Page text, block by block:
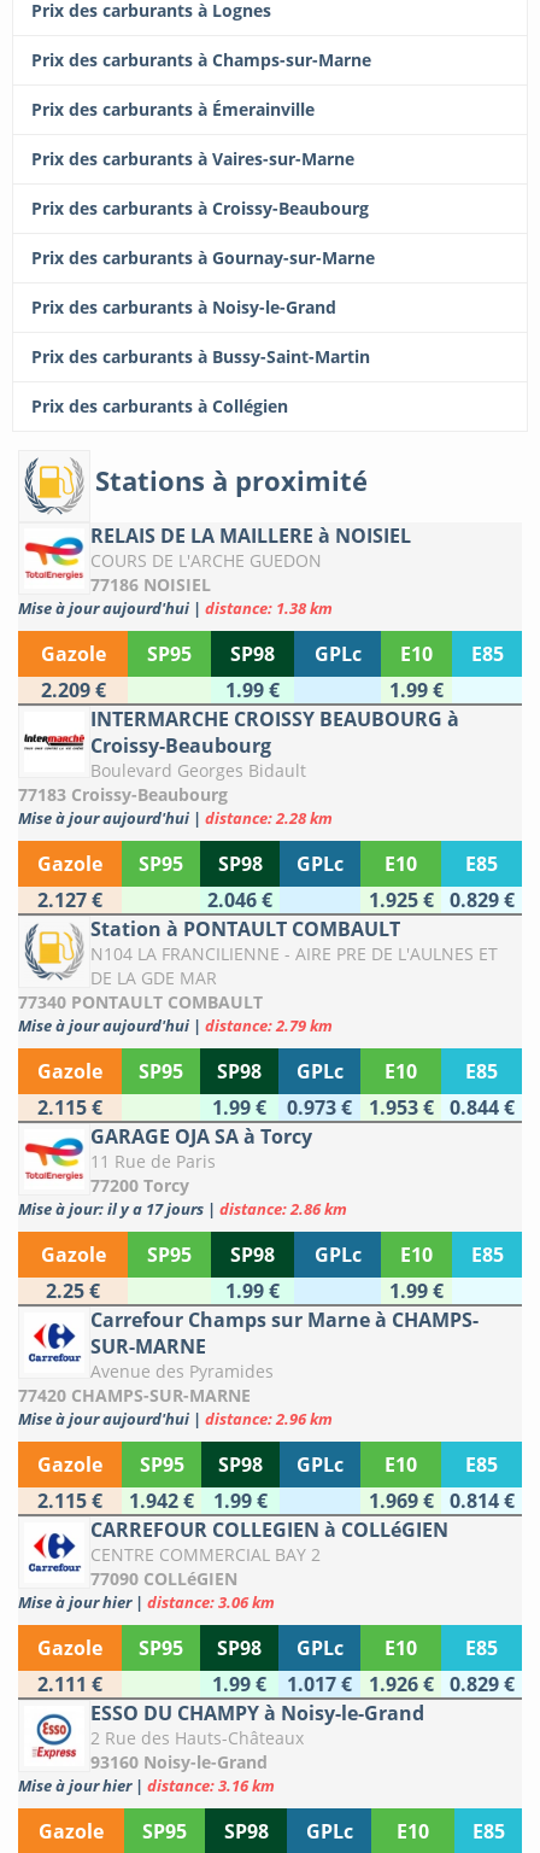
Prix des carburants à Lognes
Prix des carburants à Champs-sur-Marne
Prix des carburants à Émerainville
Prix des carburants à Vaires-sur-Marne
Prix des carburants à Croissy-Beaubourg
Prix des carburants à Gournay-sur-Marne
Prix des carburants à Noisy-le-Grand
Prix des carburants à Bussy-Saint-Martin
Prix des carburants à Collégien
Stations à proximité
RELAIS DE LA MAILLERE à NOISIEL
COURS DE L'ARCHE GUEDON
77186 NOISIEL
Mise à jour aujourd'hui | distance: 1.38 km
Gazole SP95 SP98 GPLc E10
E85
2.209 €
1.99 €
1.99 €
INTERMARCHE CROISSY BEAUBOURG à
Croissy-Beaubourg
Boulevard Georges Bidault
77183 Croissy-Beaubourg
Mise à jour aujourd'hui | distance: 2.28 km
Gazole SP95 SP98 GPLc E10
E85
2.127 €
2.046 € 1.925 €
0.829 €
Station à PONTAULT COMBAULT
N104 LA FRANCILIENNE - AIRE PRE DE L'AULNES ET
DE LA GDE MAR
77340 PONTAULT COMBAULT
Mise à jour aujourd'hui | distance: 2.79 km
Gazole SP95 SP98 GPLc E10
E85
2.115 €
1.99 € 0.973 € 1.953 €
0.844 €
GARAGE OJA SA à Torcy
11 Rue de Paris
77200 Torcy
Mise à jour: il y a 17 jours | distance: 2.86 km
Gazole SP95 SP98 GPLc E10
E85
2.25 €
1.99 €
1.99 €
Carrefour Champs sur Marne à CHAMPS-
SUR-MARNE
Avenue des Pyramides
77420 CHAMPS-SUR-MARNE
Mise à jour aujourd'hui | distance: 2.96 km
Gazole SP95 SP98 GPLc E10
E85
2.115 €
1.942 € 1.99 € 1.969 €
0.814 €
CARREFOUR COLLEGIEN à COLLéGIEN
CENTRE COMMERCIAL BAY 2
77090 COLLéGIEN
Mise à jour hier | distance: 3.06 km
Gazole SP95 SP98 GPLc E10
E85
2.111 €
1.99 € 1.017 € 1.926 €
0.829 €
ESSO DU CHAMPY à Noisy-le-Grand
2 Rue des Hauts-Châteaux
93160 Noisy-le-Grand
Mise à jour hier | distance: 3.16 km
Gazole SP95 SP98 GPLc E10
E85